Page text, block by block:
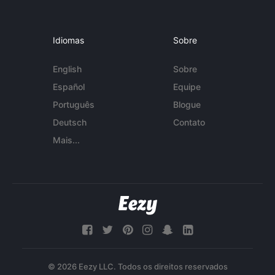
Idiomas
English
Español
Português
Deutsch
Mais...
Sobre
Sobre
Equipe
Blogue
Contato
© 2026 Eezy LLC. Todos os direitos reservados